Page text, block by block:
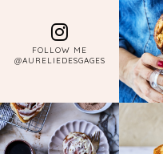
FOLLOW ME
@AURELIEDESGAGES